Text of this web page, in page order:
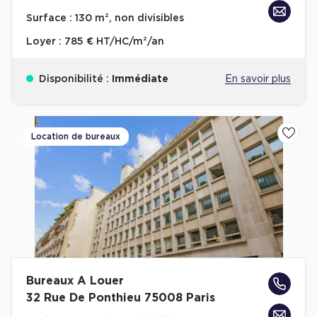
Achat de Bureaux à Rennes
Collections de Bureaux
Immeuble de bureaux avec services
Location bureaux Bellecour - Cordeliers (Lyon)
Haussmanniens
Location d'Entrepôts / Activités
Location d'Entrepôts / Activités à Aix-en-Provence
Surface : 130 m², non divisibles
Loyer : 785 € HT/HC/m²/an
Disponibilité : Immédiate En savoir plus
Location de bureaux
Bureaux A Louer
32 Rue De Ponthieu 75008 Paris